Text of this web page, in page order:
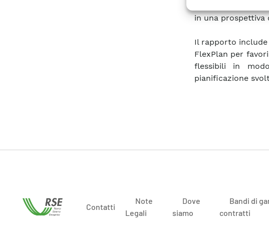
in una prospettiva
Il rapporto
FlexPlan per
flessibili in
pianificazione
Contatti
Note
Legali
Dove
siamo
Bandi di
contratti